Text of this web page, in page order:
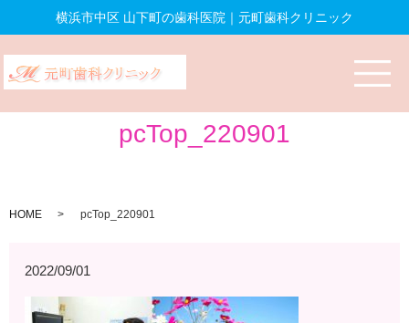
横浜市中区 山下町の歯科医院｜元町歯科クリニック
pcTop_220901
HOME pcTop_220901
2022/09/01